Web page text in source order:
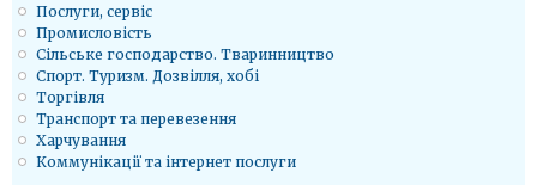
Послуги, сервіс
Промисловість
Сільське господарство. Тваринництво
Спорт. Туризм. Дозвілля, хобі
Торгівля
Транспорт та перевезення
Харчування
Коммунікації та інтернет послуги